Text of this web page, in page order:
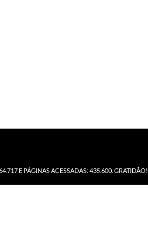
E PÁGINAS ACESSADAS: 435.600. GRATIDÃO!